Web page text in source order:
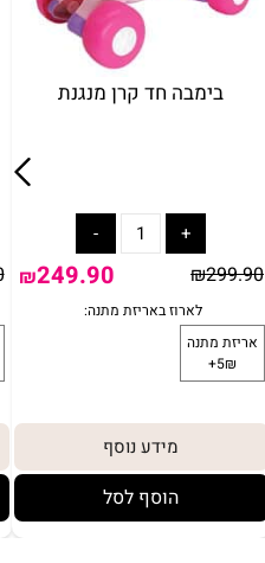
בימבה חד קרן מנגנת
₪299.90
₪249.90
מידע נוסף
הוסף לסל